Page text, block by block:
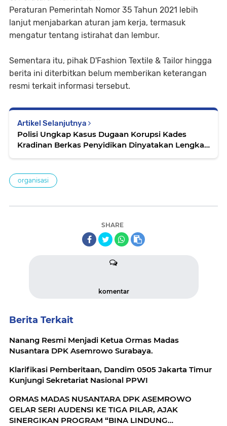
Peraturan Pemerintah Nomor 35 Tahun 2021 lebih
lanjut menjabarkan aturan jam kerja, termasuk
mengatur tentang istirahat dan lembur.
Sementara itu, pihak D'Fashion Textile & Tailor hingga
berita ini diterbitkan belum memberikan keterangan
resmi terkait informasi tersebut.
Artikel Selanjutnya
Polisi Ungkap Kasus Dugaan Korupsi Kades
Kradinan Berkas Penyidikan Dinyatakan Lengkap
organisasi
SHARE
komentar
Berita Terkait
Nanang Resmi Menjadi Ketua Ormas Madas
Nusantara DPK Asemrowo Surabaya.
Klarifikasi Pemberitaan, Dandim 0505 Jakarta Timur
Kunjungi Sekretariat Nasional PPWI
ORMAS MADAS NUSANTARA DPK ASEMROWO
GELAR SERI AUDENSI KE TIGA PILAR, AJAK
SINERGIKAN PROGRAM “BINA LINDUNG